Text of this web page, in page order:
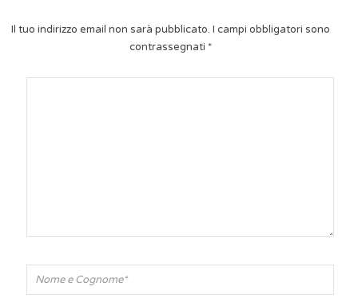
Il tuo indirizzo email non sarà pubblicato. I campi obbligatori sono
contrassegnati *